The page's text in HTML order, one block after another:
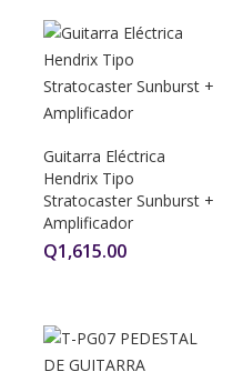
Guitarra Eléctrica
Hendrix Tipo
Stratocaster Sunburst +
Amplificador
Q1,615.00